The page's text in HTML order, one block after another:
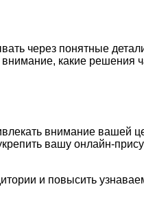
через понятные
внимание, какие решения
внимание вашей
вашу онлайн-
и повысить